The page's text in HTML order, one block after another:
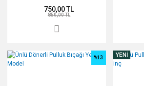
750,00 TL
850,00 TL
%13 YENİ